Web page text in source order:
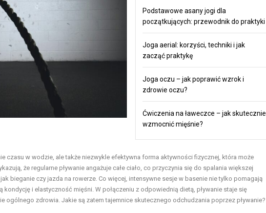
Podstawowe asany jogi dla
początkujących: przewodnik do praktyki
Joga aerial: korzyści, techniki i jak
zacząć praktykę
Joga oczu – jak poprawić wzrok i
zdrowie oczu?
Ćwiczenia na ławeczce – jak skutecznie
wzmocnić mięśnie?
czasu w wodzie, ale także niezwykle efektywna forma aktywności fizycznej, która może
że regularne pływanie angażuje całe ciało, co przyczynia się do spalania większej
bieganie czy jazda na rowerze. Co więcej, intensywne sesje w basenie nie tylko pomagają
i elastyczność mięśni. W połączeniu z odpowiednią dietą, pływanie staje się
ogólnego zdrowia. Jakie są zatem tajemnice skutecznego odchudzania poprzez pływanie?